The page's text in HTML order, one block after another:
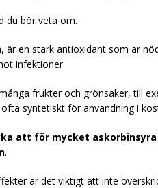
du bör veta om.
är en stark antioxidant som är
infektioner.
frukter och grönsaker, till
syntetiskt för användning i
att för mycket
.
är det viktigt att inte